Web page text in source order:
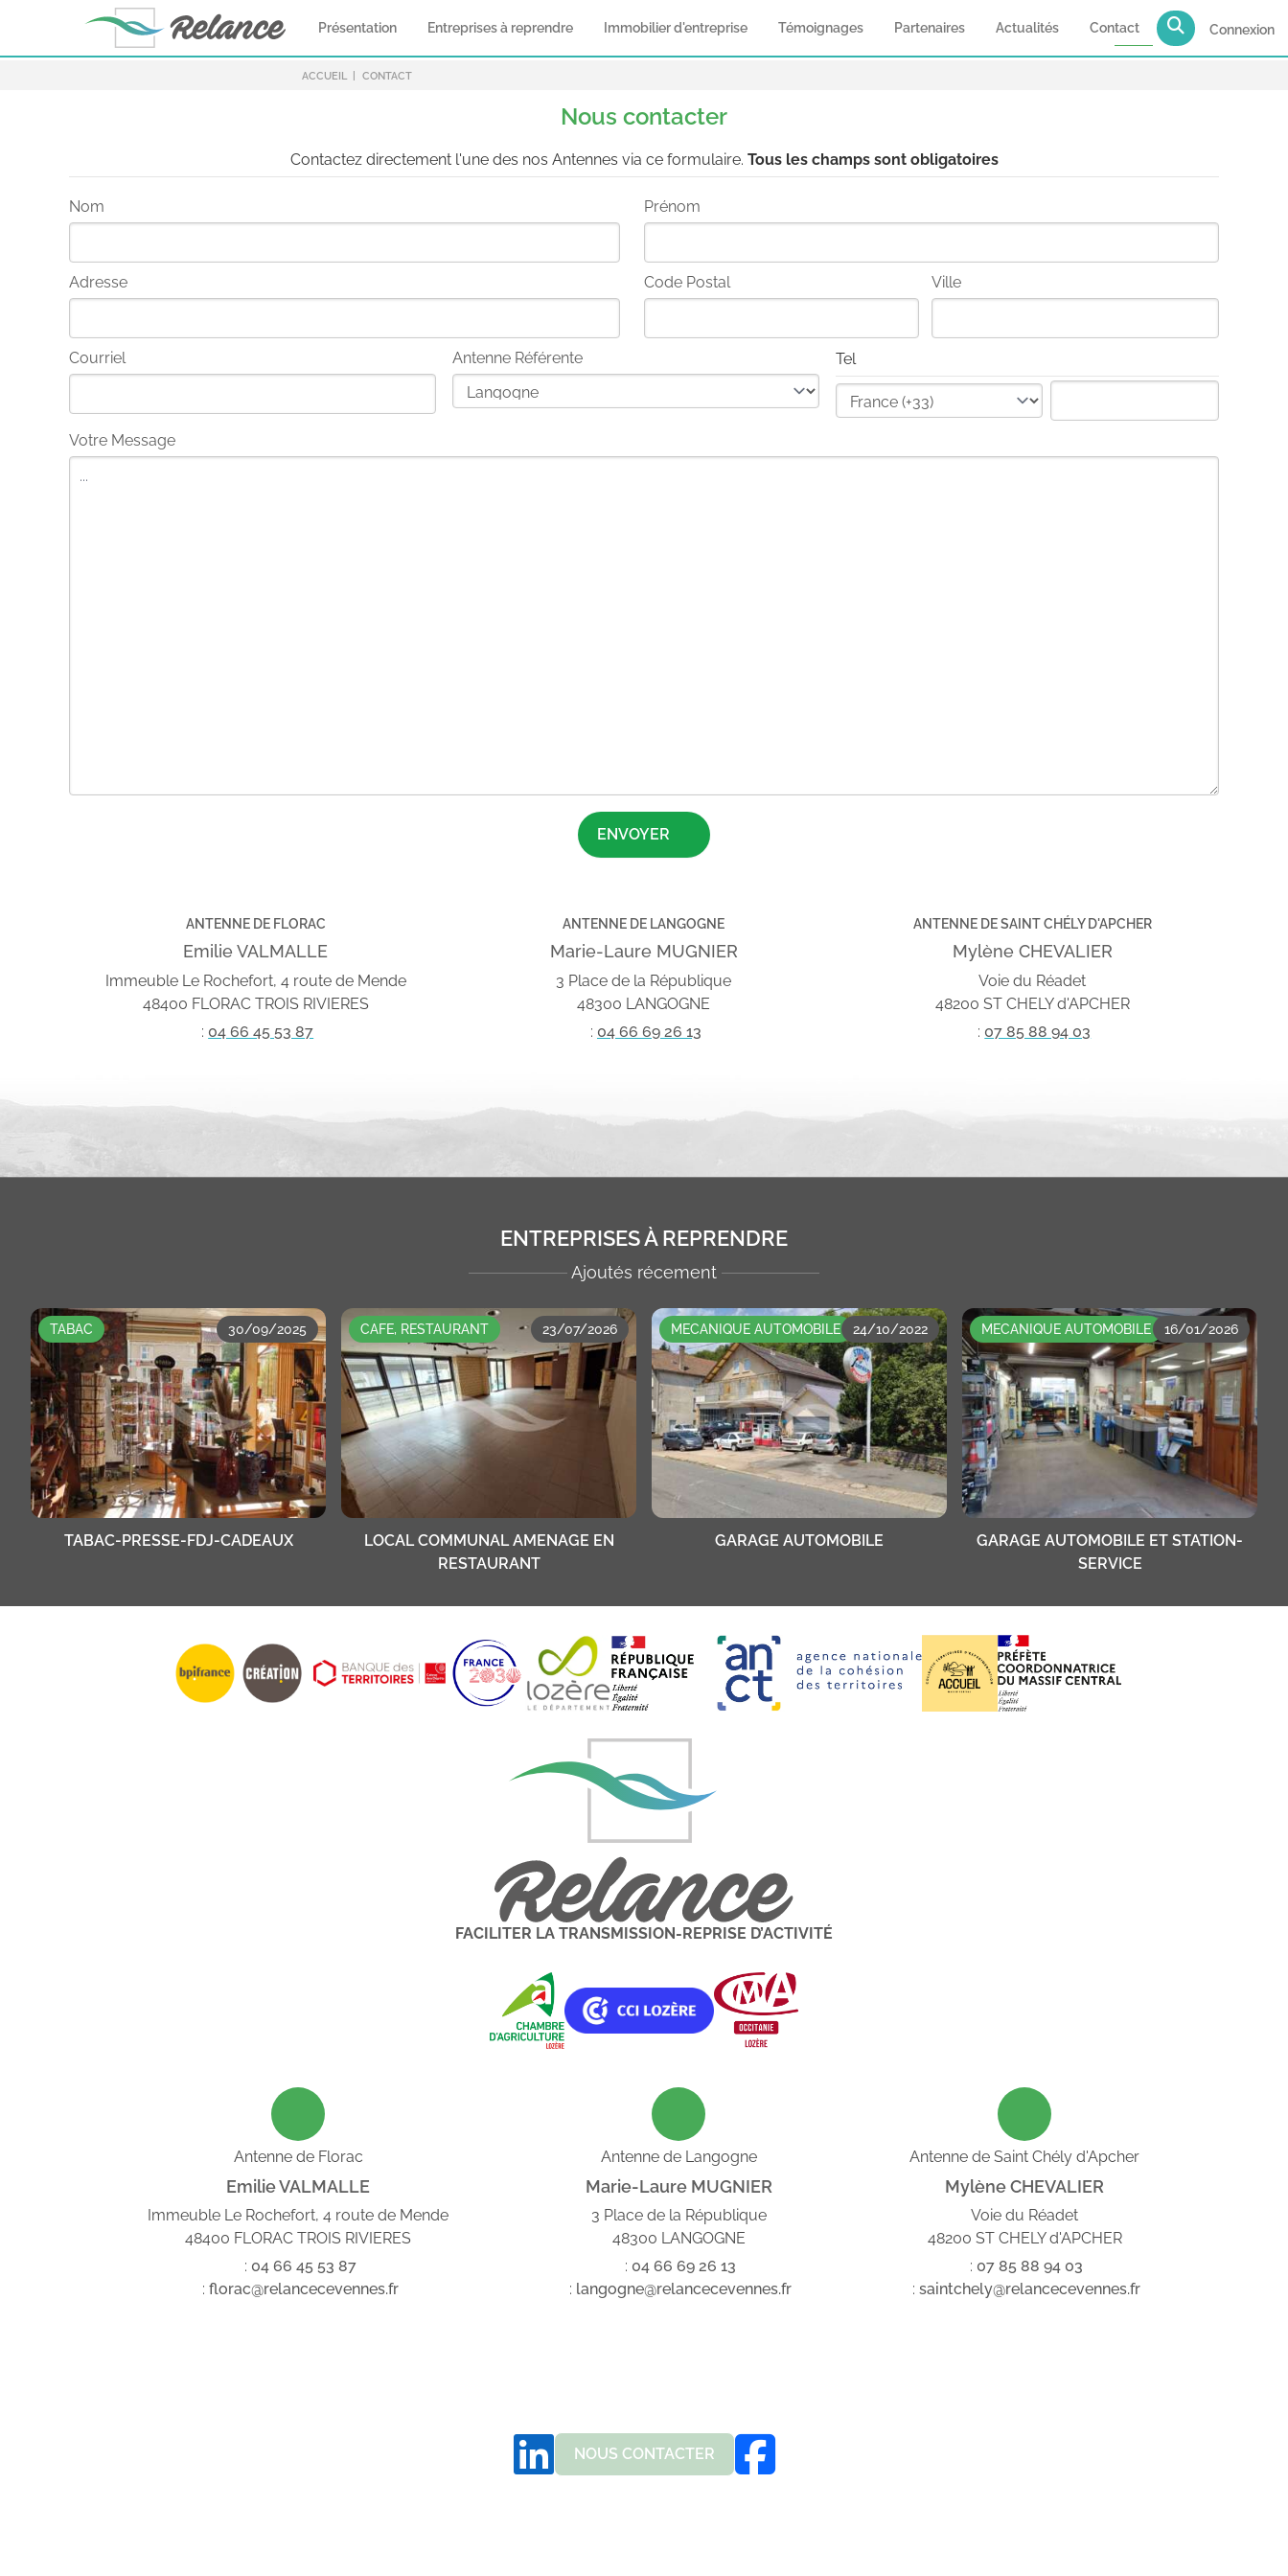
Présentation Entreprises à reprendre Immobilier d'entreprise Témoignages Partenaires Actualités Contact Connexion
ACCUEIL CONTACT
Nous contacter
Contactez directement l'une des nos Antennes via ce formulaire. Tous les champs sont obligatoires
Nom Prénom
Adresse Code Postal Ville
Courriel Antenne Référente Tel
Votre Message
ENVOYER
ANTENNE DE FLORAC
Emilie VALMALLE
Immeuble Le Rochefort, 4 route de Mende
48400 FLORAC TROIS RIVIERES
: 04 66 45 53 87
ANTENNE DE LANGOGNE
Marie-Laure MUGNIER
3 Place de la République
48300 LANGOGNE
: 04 66 69 26 13
ANTENNE DE SAINT CHÉLY D'APCHER
Mylène CHEVALIER
Voie du Réadet
48200 ST CHELY d'APCHER
: 07 85 88 94 03
ENTREPRISES À REPRENDRE
Ajoutés récement
TABAC 30/09/2025
TABAC-PRESSE-FDJ-CADEAUX
CAFE, RESTAURANT 23/07/2026
LOCAL COMMUNAL AMENAGE EN
RESTAURANT
MECANIQUE AUTOMOBILE 24/10/2022
GARAGE AUTOMOBILE
MECANIQUE AUTOMOBILE 16/01/2026
GARAGE AUTOMOBILE ET STATION-
SERVICE
FACILITER LA TRANSMISSION-REPRISE D’ACTIVITÉ
Antenne de Florac
Emilie VALMALLE
Immeuble Le Rochefort, 4 route de Mende
48400 FLORAC TROIS RIVIERES
: 04 66 45 53 87
: florac@relancecevennes.fr
Antenne de Langogne
Marie-Laure MUGNIER
3 Place de la République
48300 LANGOGNE
: 04 66 69 26 13
: langogne@relancecevennes.fr
Antenne de Saint Chély d'Apcher
Mylène CHEVALIER
Voie du Réadet
48200 ST CHELY d'APCHER
: 07 85 88 94 03
: saintchely@relancecevennes.fr
NOUS CONTACTER